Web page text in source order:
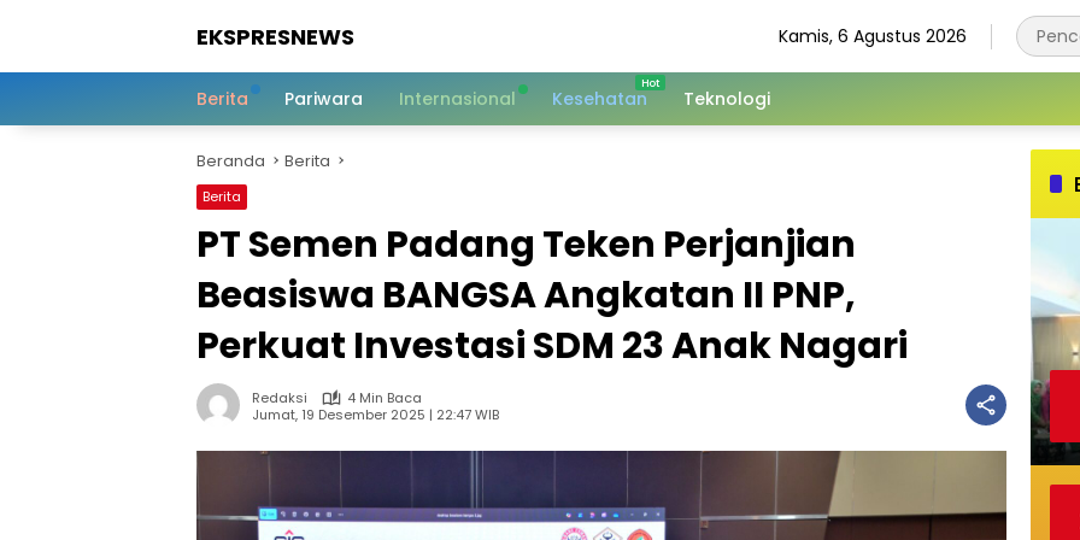
EKSPRESNEWS
Dalam
Kamis, 6 Agustus 2026
Berita Pariwara Internasional Kesehatan Teknologi
Beranda Berita
Berita
PT Semen Padang Teken Perjanjian
Beasiswa BANGSA Angkatan II PNP,
Perkuat Investasi SDM 23 Anak Nagari
Redaksi
4 Min Baca
Jumat, 19 Desember 2025 | 22:47 WIB